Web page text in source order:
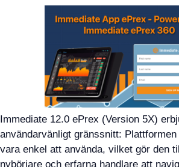
Immediate 12.0 ePrex (Version 5X)
användarvänligt gränssnitt:
vara enkel att använda, vilket gör den
nybörjare och erfarna handlare att